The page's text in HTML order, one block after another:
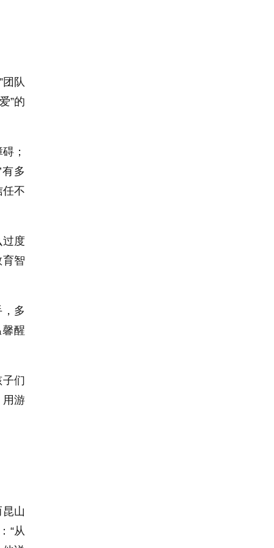
队
”的
；
多
任不
度
智
多
醒
们
用游
山
“从